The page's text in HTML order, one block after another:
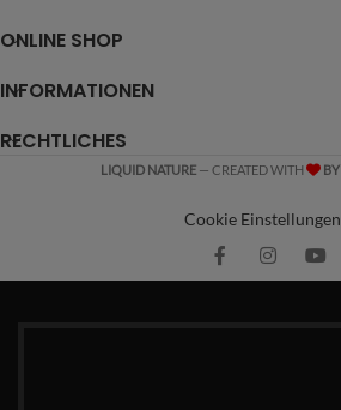
ONLINE SHOP
INFORMATIONEN
RECHTLICHES
LIQUID NATURE — CREATED WITH BY
Cookie Einstellungen